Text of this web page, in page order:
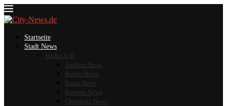
Startseite
Stadt News
Städte A-D
Aachen News
Berlin News
Bonn News
Bremen News
Chemnitz News